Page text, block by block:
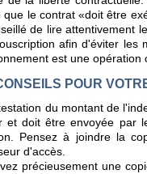
que le contrat «doit être
de lire attentivement
afin d'éviter les
est une opération
POUR
du montant de
et doit être envoyée par
Pensez à joindre la
d'accès.
précieusement une